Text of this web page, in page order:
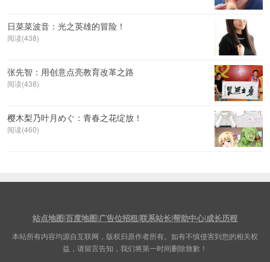
日菜菜波音：光之英雄的冒险！
阅读(438)
张先智：用创意点亮教育改革之路
阅读(438)
樱木梨乃叶月めぐ：青春之花绽放！
阅读(460)
站点地图|百度地图|广告位招租|联系站长|帮助中心|成长历程
本站所有内容均源自互联网，版权归原作者所有。如有不慎侵害到您的相关权
益，请留言告知，我们将第一时间删除致歉！